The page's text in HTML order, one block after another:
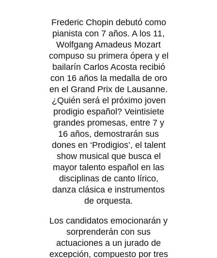
Frederic Chopin debutó como
pianista con 7 años. A los 11,
Wolfgang Amadeus Mozart
compuso su primera ópera y el
bailarín Carlos Acosta recibió
con 16 años la medalla de oro
en el Grand Prix de Lausanne.
¿Quién será el próximo joven
prodigio español? Veintisiete
grandes promesas, entre 7 y
16 años, demostrarán sus
dones en ‘Prodigios’, el talent
show musical que busca el
mayor talento español en las
disciplinas de canto lírico,
danza clásica e instrumentos
de orquesta.
Los candidatos emocionarán y
sorprenderán con sus
actuaciones a un jurado de
excepción, compuesto por tres